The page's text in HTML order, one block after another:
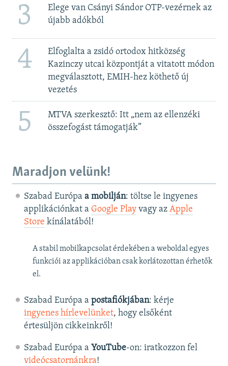
3
Elege van Csányi Sándor OTP-vezérnek az
újabb adókból
4
Elfoglalta a zsidó ortodox hitközség
Kazinczy utcai központját a vitatott módon
megválasztott, EMIH-hez köthető új
vezetés
5
MTVA szerkesztő: Itt „nem az ellenzéki
összefogást támogatják”
Maradjon velünk!
Szabad Európa a mobilján: töltse le ingyenes
applikációnkat a Google Playvagy az Apple
Store kínálatából!
A stabil mobilkapcsolat érdekében a weboldal egyes
funkciói az applikációban csak korlátozottan érhetők
el.
Szabad Európa a postafiókjában: kérje
ingyenes hírlevelünket, hogy elsőként
értesüljön cikkeinkről!
Szabad Európa a YouTube-on: iratkozzon fel
videócsatornánkra!